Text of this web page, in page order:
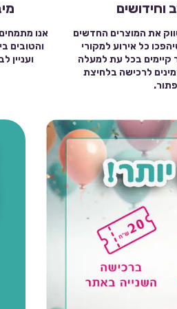
וחידושים
את המוצרים החדשים
כל אירוע למקורי
קיימים בכל עת למעלה
זמינים לרכישה בלחיצת
אנו
והטובים
ועניין